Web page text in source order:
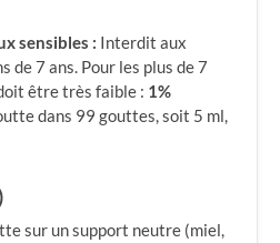
sensibles : Interdit aux
de 7 ans. Pour les plus de 7
être très faible : 1%
dans 99 gouttes, soit 5 ml,
sur un support neutre (miel,